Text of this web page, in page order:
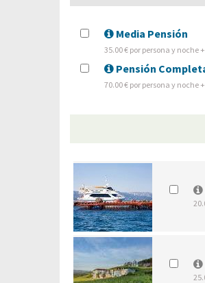
Media Pensión
35.00 € por persona y noche
Pensión
70.00 € por persona y noche